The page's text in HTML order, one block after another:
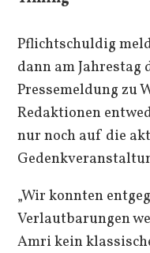
Pflichtschuldig
dann am
Pressemeldung zu
Redaktionen
nur noch auf die
„Wir konnten
Verlautbarungen
Amri kein